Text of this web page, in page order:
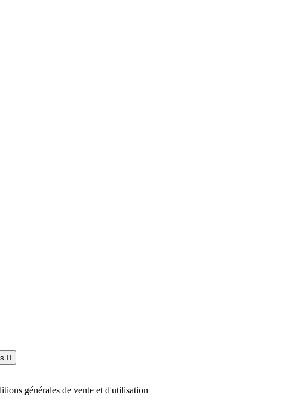

générales de vente et d'utilisation